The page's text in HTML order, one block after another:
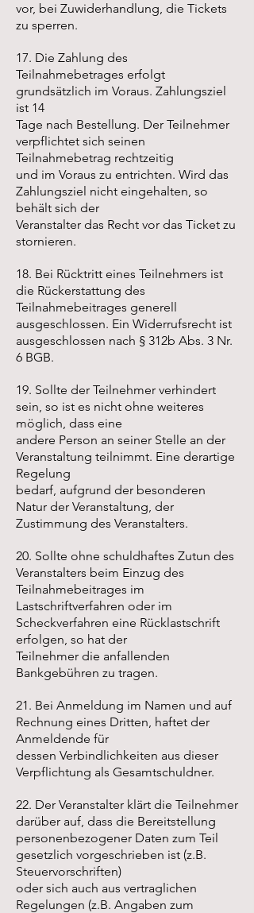
vor, bei Zuwiderhandlung, die Tickets
zu sperren.
17. Die Zahlung des
Teilnahmebetrages erfolgt
grundsätzlich im Voraus. Zahlungsziel
ist 14
Tage nach Bestellung. Der Teilnehmer
verpflichtet sich seinen
Teilnahmebetrag rechtzeitig
und im Voraus zu entrichten. Wird das
Zahlungsziel nicht eingehalten, so
behält sich der
Veranstalter das Recht vor das Ticket zu
stornieren.
18. Bei Rücktritt eines Teilnehmers ist
die Rückerstattung des
Teilnahmebeitrages generell
ausgeschlossen. Ein Widerrufsrecht ist
ausgeschlossen nach § 312b Abs. 3 Nr.
6 BGB.
19. Sollte der Teilnehmer verhindert
sein, so ist es nicht ohne weiteres
möglich, dass eine
andere Person an seiner Stelle an der
Veranstaltung teilnimmt. Eine derartige
Regelung
bedarf, aufgrund der besonderen
Natur der Veranstaltung, der
Zustimmung des Veranstalters.
20. Sollte ohne schuldhaftes Zutun des
Veranstalters beim Einzug des
Teilnahmebeitrages im
Lastschriftverfahren oder im
Scheckverfahren eine Rücklastschrift
erfolgen, so hat der
Teilnehmer die anfallenden
Bankgebühren zu tragen.
21. Bei Anmeldung im Namen und auf
Rechnung eines Dritten, haftet der
Anmeldende für
dessen Verbindlichkeiten aus dieser
Verpflichtung als Gesamtschuldner.
22. Der Veranstalter klärt die Teilnehmer
darüber auf, dass die Bereitstellung
personenbezogener Daten zum Teil
gesetzlich vorgeschrieben ist (z.B.
Steuervorschriften)
oder sich auch aus vertraglichen
Regelungen (z.B. Angaben zum